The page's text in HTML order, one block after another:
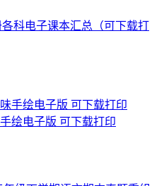
科电子课本汇总（可下载打
绘电子版 可下载打印